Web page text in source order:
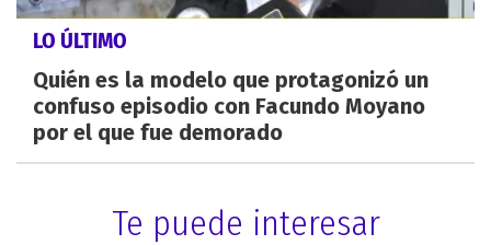
LO ÚLTIMO
Quién es la modelo que protagonizó un
confuso episodio con Facundo Moyano
por el que fue demorado
Te puede interesar